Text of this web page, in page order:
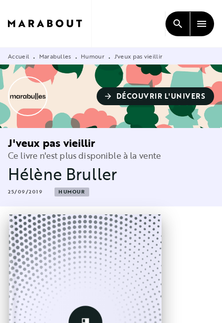
CONTENU
search menu
Accueil • Marabulles • Humour • J'veux pas vieillir
arrow_forward DÉCOUVRIR L'UNIVERS
J'veux pas vieillir
Ce livre n'est plus disponible à la vente
Hélène Bruller
25/09/2019 HUMOUR